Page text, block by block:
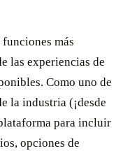
más
las experiencias de
Como uno de
la industria (¡desde
para incluir
opciones de